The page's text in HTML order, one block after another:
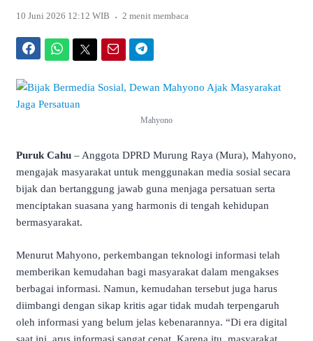
10 Juni 2026 12:12 WIB . 2 menit membaca
Mahyono
Puruk Cahu – Anggota DPRD Murung Raya (Mura), Mahyono,
mengajak masyarakat untuk menggunakan media sosial secara
bijak dan bertanggung jawab guna menjaga persatuan serta
menciptakan suasana yang harmonis di tengah kehidupan
bermasyarakat.
Menurut Mahyono, perkembangan teknologi informasi telah
memberikan kemudahan bagi masyarakat dalam mengakses
berbagai informasi. Namun, kemudahan tersebut juga harus
diimbangi dengan sikap kritis agar tidak mudah terpengaruh
oleh informasi yang belum jelas kebenarannya. “Di era digital
saat ini, arus informasi sangat cepat. Karena itu, masyarakat